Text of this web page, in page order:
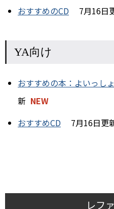
レフ
おすすめのCD 7月16日
YA向け
おすすめの本：よいっしょ
新 NEW
おすすめCD 7月16日更